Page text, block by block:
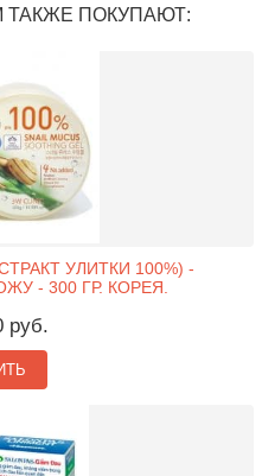
ПОКУПАЮТ:
УЛИТКИ 100%) -
- 300 ГР. КОРЕЯ.
руб.